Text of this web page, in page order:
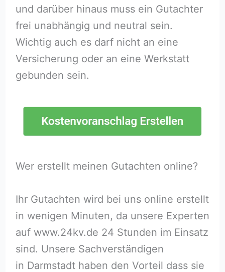
und darüber hinaus muss ein Gutachter
frei unabhängig und neutral sein.
Wichtig auch es darf nicht an eine
Versicherung oder an eine Werkstatt
gebunden sein.
Wer erstellt meinen Gutachten online?
Ihr Gutachten wird bei uns online erstellt
in wenigen Minuten, da unsere Experten
auf www.24kv.de 24 Stunden im Einsatz
sind. Unsere Sachverständigen
in Darmstadt haben den Vorteil dass sie